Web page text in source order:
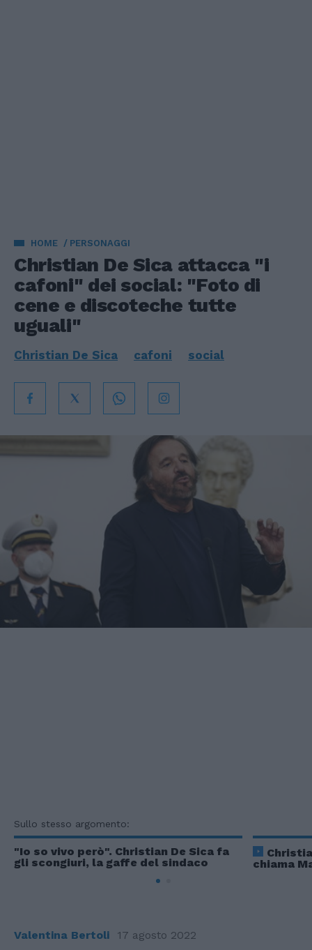
HOME PERSONAGGI
Christian De Sica attacca "i
cafoni" dei social: "Foto di
cene e discoteche tutte
uguali"
Christian De Sica cafoni social
Sullo stesso argomento:
"Io so vivo però". Christian De Sica fa
gli scongiuri, la gaffe del sindaco
chiama
Valentina Bertoli 17 agosto 2022